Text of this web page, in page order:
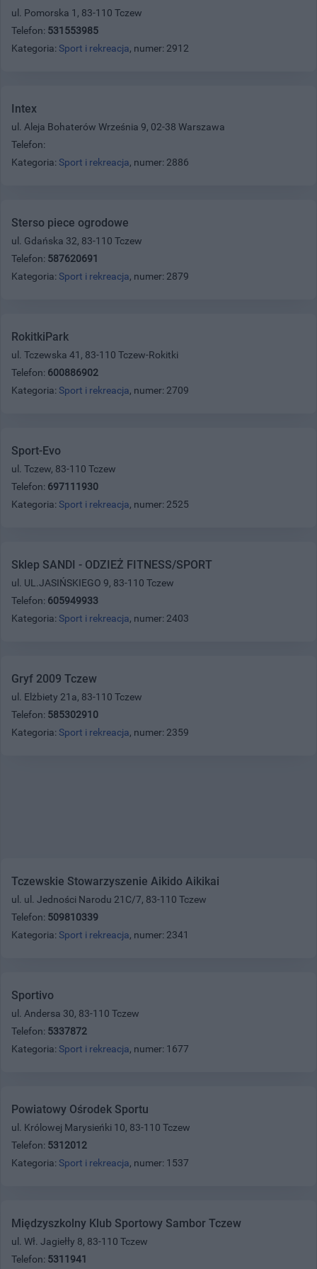
ul. Pomorska 1, 83-110 Tczew
Telefon: 531553985
Kategoria: Sport i rekreacja, numer: 2912
Intex
ul. Aleja Bohaterów Września 9, 02-38 Warszawa
Telefon:
Kategoria: Sport i rekreacja, numer: 2886
Sterso piece ogrodowe
ul. Gdańska 32, 83-110 Tczew
Telefon: 587620691
Kategoria: Sport i rekreacja, numer: 2879
RokitkiPark
ul. Tczewska 41, 83-110 Tczew-Rokitki
Telefon: 600886902
Kategoria: Sport i rekreacja, numer: 2709
Sport-Evo
ul. Tczew, 83-110 Tczew
Telefon: 697111930
Kategoria: Sport i rekreacja, numer: 2525
Sklep SANDI - ODZIEŻ FITNESS/SPORT
ul. UL.JASIŃSKIEGO 9, 83-110 Tczew
Telefon: 605949933
Kategoria: Sport i rekreacja, numer: 2403
Gryf 2009 Tczew
ul. Elżbiety 21a, 83-110 Tczew
Telefon: 585302910
Kategoria: Sport i rekreacja, numer: 2359
Tczewskie Stowarzyszenie Aikido Aikikai
ul. ul. Jedności Narodu 21C/7, 83-110 Tczew
Telefon: 509810339
Kategoria: Sport i rekreacja, numer: 2341
Sportivo
ul. Andersa 30, 83-110 Tczew
Telefon: 5337872
Kategoria: Sport i rekreacja, numer: 1677
Powiatowy Ośrodek Sportu
ul. Królowej Marysieńki 10, 83-110 Tczew
Telefon: 5312012
Kategoria: Sport i rekreacja, numer: 1537
Międzyszkolny Klub Sportowy Sambor Tczew
ul. Wł. Jagiełły 8, 83-110 Tczew
Telefon: 5311941